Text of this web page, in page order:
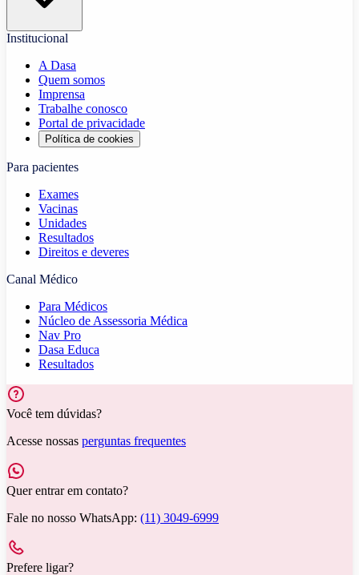
Institucional
A Dasa
Quem somos
Imprensa
Trabalhe conosco
Portal de privacidade
Política de cookies
Para pacientes
Exames
Vacinas
Unidades
Resultados
Direitos e deveres
Canal Médico
Para Médicos
Núcleo de Assessoria Médica
Nav Pro
Dasa Educa
Resultados
Você tem dúvidas?
Acesse nossas perguntas frequentes
Quer entrar em contato?
Fale no nosso WhatsApp: (11) 3049-6999
Prefere ligar?